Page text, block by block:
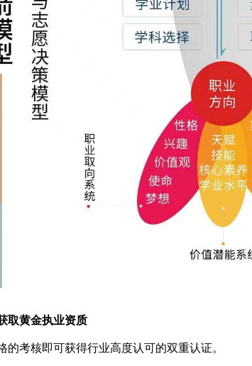
取黄金执业资质
的考核即可获得行业高度认可的双重认证。